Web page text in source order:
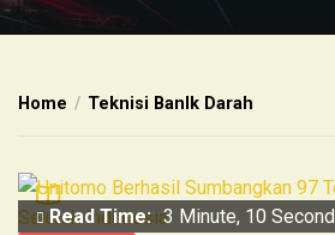
Home Teknisi Banlk Darah
Read Time: 3 Minute, 10 Second